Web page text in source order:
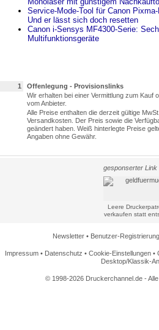
Service-Mode-Tool für Canon
Und er lässt sich doch resetten
Canon i-Sensys MF4300-Serie:
Multifunktionsgeräte
1
Offenlegung - Provisionslinks
Wir erhalten bei einer Vermittlung zum Kauf
vom Anbieter.
Alle Preise enthalten die derzeit gültige
Versandkosten. Der Preis sowie die
geändert haben. Weiß hinterlegte Preise
Angaben ohne Gewähr.
gesponserter Link
Leere
verkaufen statt
Newsletter• Benutzer-Registrierung
Impressum• Datenschutz • Cookie-Einstellungen•
Desktop/Klassik-
© 1998-2026 Druckerchannel.de -